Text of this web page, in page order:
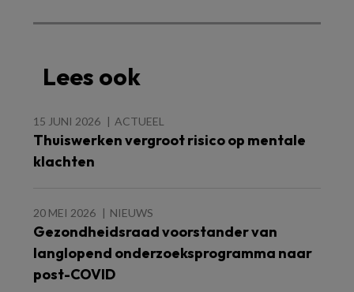
Lees ook
15 JUNI 2026 ACTUEEL
Thuiswerken vergroot risico op mentale
klachten
20 MEI 2026 NIEUWS
Gezondheidsraad voorstander van
langlopend onderzoeksprogramma naar
post-COVID